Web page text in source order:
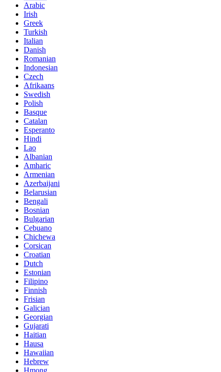
Arabic
Irish
Greek
Turkish
Italian
Danish
Romanian
Indonesian
Czech
Afrikaans
Swedish
Polish
Basque
Catalan
Esperanto
Hindi
Lao
Albanian
Amharic
Armenian
Azerbaijani
Belarusian
Bengali
Bosnian
Bulgarian
Cebuano
Chichewa
Corsican
Croatian
Dutch
Estonian
Filipino
Finnish
Frisian
Galician
Georgian
Gujarati
Haitian
Hausa
Hawaiian
Hebrew